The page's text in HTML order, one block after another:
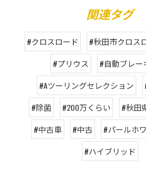
関連タグ
#クロスロード #秋田市クロス
#プリウス
#自動ブレー
#Aツーリングセレクション
#除菌
#200万くらい #秋田
#中古車
#中古 #パールホ
#ハイブリッド